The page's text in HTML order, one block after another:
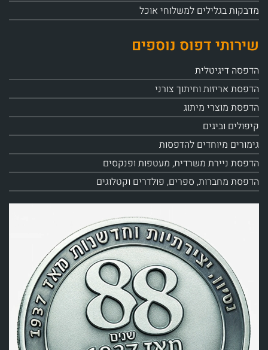
מדבקות בגלילים למשלוחי אוכל
שירותי דפוס נוספים
הדפסה דיגיטלית
הדפסת אריזות וחיתוך צורני
הדפסת מוצרי מיתוג
קיפולים וביגים
גימורים מיוחדים להדפסות
הדפסת ניירת משרדית, מעטפות ופנקסים
הדפסת מחברות, ספרים, פולדרים וקטלוגים